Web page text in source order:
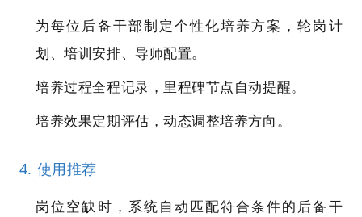
为每位后备干部制定个性化培养方案，轮岗计
划、培训安排、导师配置。
培养过程全程记录，里程碑节点自动提醒。
培养效果定期评估，动态调整培养方向。
4. 使用推荐
岗位空缺时，系统自动匹配符合条件的后备干